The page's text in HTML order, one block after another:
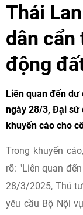
Thái
dân cẩn
động
Liên quan đến dư
ngày 28/3, Đại sứ
khuyến cáo cho
Trong khuyến
rõ: "Liên quan
28/3/2025, Thủ
yêu cầu Bộ Nội